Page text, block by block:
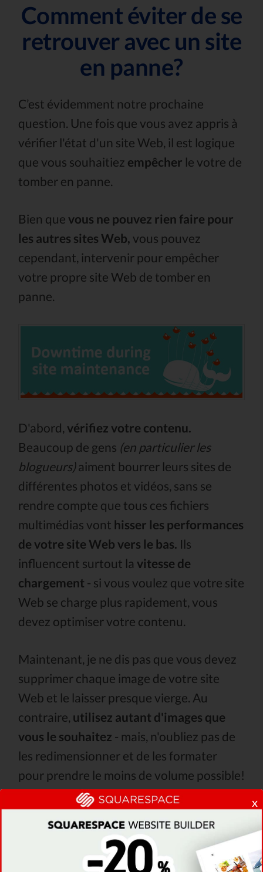
Comment éviter de se
retrouver avec un site
en panne?
C’est évidemment notre prochaine
question. Une fois que vous avez appris à
vérifier l'état d'un site Web, il est logique
que vous souhaitiez empêcher le votre de
tomber en panne.
Bien que vous ne pouvez rien faire pour
les autres sites Web, vous pouvez
cependant, intervenir pour empêcher
votre propre site Web de tomber en
panne.
D'abord, vérifiez votre contenu.
Beaucoup de gens (en particulier les
blogueurs)aiment bourrer leurs sites de
différentes photos et vidéos, sans se
rendre compte que tous ces fichiers
multimédias vont hisser les performances
de votre site Web vers le bas. Ils
influencent surtout la vitesse de
chargement - si vous voulez que votre site
Web se charge plus rapidement, vous
devez optimiser votre contenu.
Maintenant, je ne dis pas que vous devez
supprimer chaque image de votre site
Web et le laisser presque vierge. Au
contraire, utilisez autant d'images que
vous le souhaitez - mais, n'oubliez pas de
les redimensionner et de les formater
pour prendre le moins de volume possible!
Le temps de chargement de votre site
peut également être influencé par le
créateur de site Web que vous choisissez
d'utiliser pour créer le site Web. Même si
x